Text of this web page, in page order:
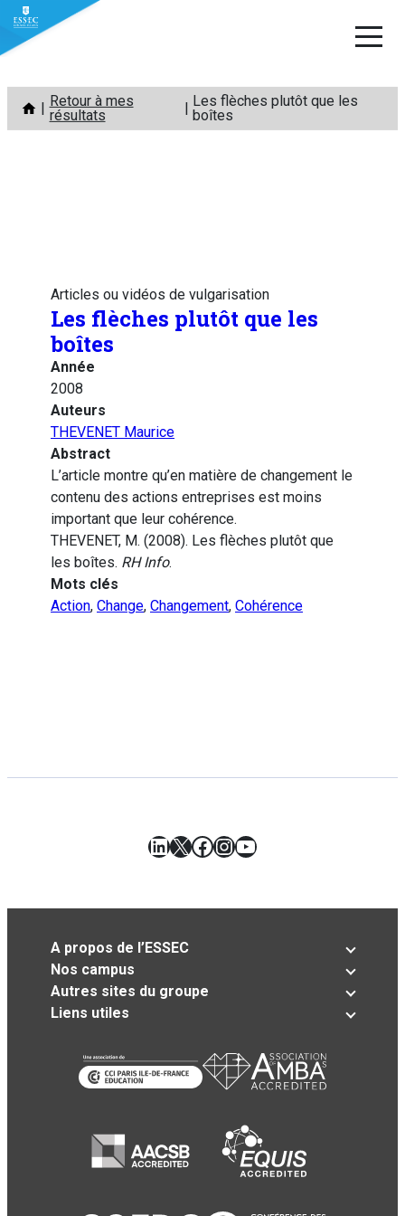
Aller
contenu
Retour à mes
résultats
Les flèches plutôt que les
boîtes
Articles ou vidéos de vulgarisation
Les flèches plutôt que les
boîtes
Année
2008
Auteurs
THEVENET Maurice
Abstract
L’article montre qu’en matière de changement le
contenu des actions entreprises est moins
important que leur cohérence.
THEVENET, M. (2008). Les flèches plutôt que
les boîtes. RH Info.
Mots clés
Action, Change, Changement, Cohérence
LinkedIn
X Facebook
Instagram
YouTube
A propos de l’ESSEC
Nos campus
Autres sites du groupe
Liens utiles